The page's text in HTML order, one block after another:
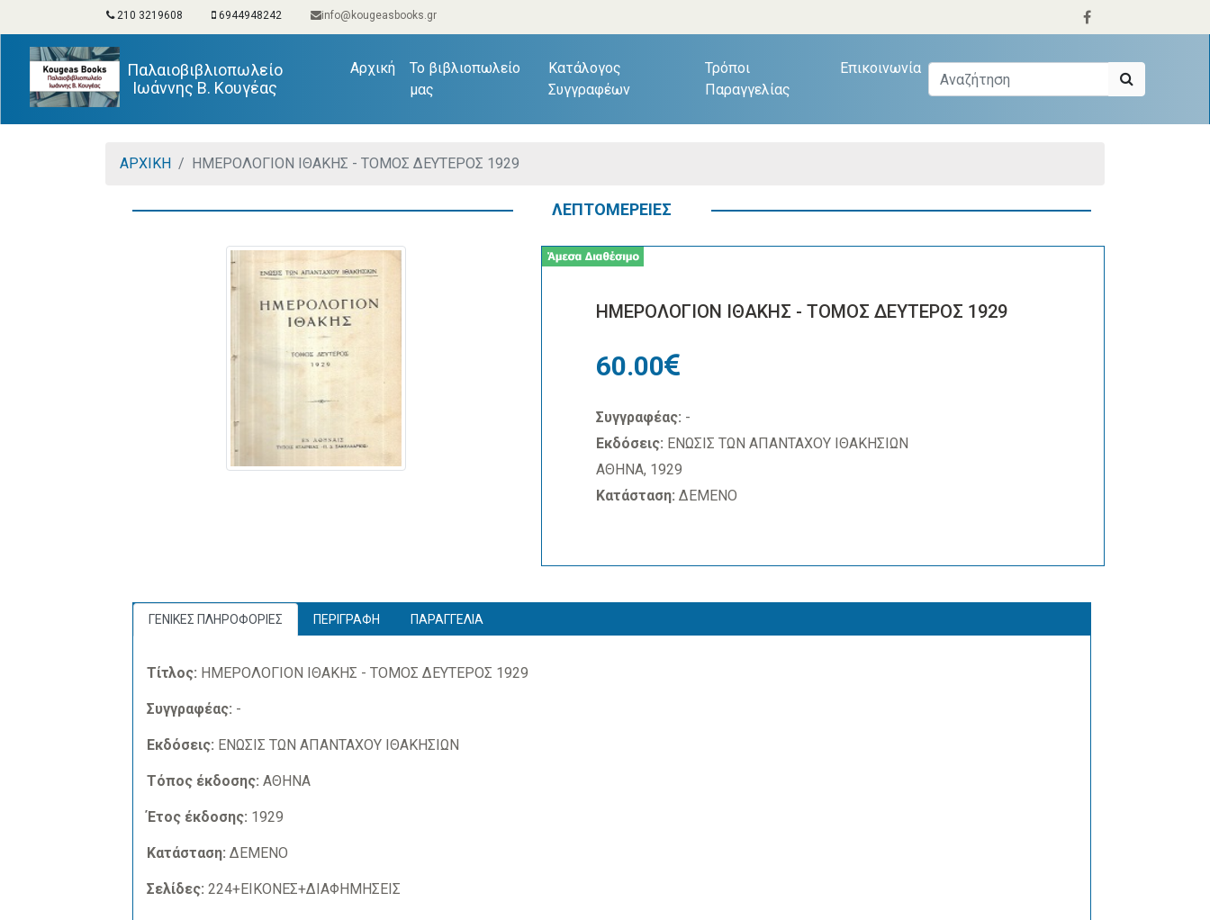
210 3219608 6944948242 info@kougeasbooks.gr
Παλαιοβιβλιοπωλείο
Ιωάννης Β. Κουγέας
Αρχική(current)
Το βιβλιοπωλείο
μας
Κατάλογος
Συγγραφέων
Τρόποι
Παραγγελίας
Επικοινωνία
ΑΡΧΙΚΗ ΗΜΕΡΟΛΟΓΙΟΝ ΙΘΑΚΗΣ - ΤΟΜΟΣ ΔΕΥΤΕΡΟΣ 1929
ΛΕΠΤΟΜΕΡΕΙΕΣ
ΗΜΕΡΟΛΟΓΙΟΝ ΙΘΑΚΗΣ - ΤΟΜΟΣ ΔΕΥΤΕΡΟΣ 1929
60.00
Συγγραφέας: -
Εκδόσεις: ΕΝΩΣΙΣ ΤΩΝ ΑΠΑΝΤΑΧΟΥ ΙΘΑΚΗΣΙΩΝ
ΑΘΗΝΑ, 1929
Κατάσταση: ΔΕΜΕΝΟ
ΓΕΝΙΚΕΣ ΠΛΗΡΟΦΟΡΙΕΣ ΠΕΡΙΓΡΑΦΗ ΠΑΡΑΓΓΕΛΙΑ
Τίτλος: ΗΜΕΡΟΛΟΓΙΟΝ ΙΘΑΚΗΣ - ΤΟΜΟΣ ΔΕΥΤΕΡΟΣ 1929
Συγγραφέας: -
Εκδόσεις: ΕΝΩΣΙΣ ΤΩΝ ΑΠΑΝΤΑΧΟΥ ΙΘΑΚΗΣΙΩΝ
Τόπος έκδοσης: ΑΘΗΝΑ
Έτος έκδοσης: 1929
Κατάσταση: ΔΕΜΕΝΟ
Σελίδες: 224+ΕΙΚΟΝΕΣ+ΔΙΑΦΗΜΗΣΕΙΣ